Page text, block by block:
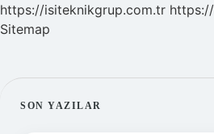
https://isiteknikgrup.com.tr
Sitemap
SIDEBAR
SON YAZILAR